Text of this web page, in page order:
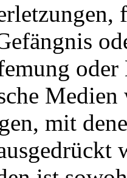
Medien
mit